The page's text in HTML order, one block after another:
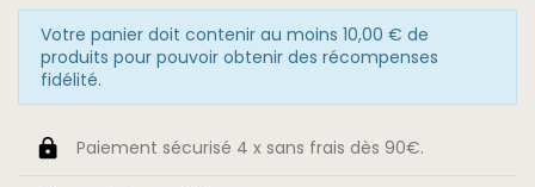
Votre panier doit contenir au moins 10,00 € de
produits pour pouvoir obtenir des récompenses
fidélité.
Paiement sécurisé 4 x sans frais dès 90€.